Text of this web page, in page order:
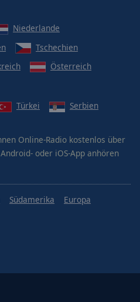
Niederlande
Tschechien
Österreich
Türkei Serbien
Online-Radio kostenlos über
oder iOS-App anhören
Südamerika
Europa